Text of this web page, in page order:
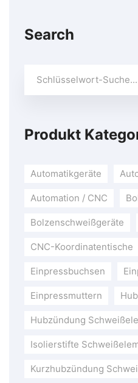
Search
Sie
Produkt
Automatikgeräte
Automation / CNC
Bolzenschweißgeräte
CNC-Koordinatentische
Einpressbuchsen
Einpressmuttern
Hubzündung
Isolierstifte
Kurzhubzündung